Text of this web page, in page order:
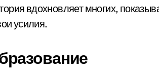
вдохновляет многих,
усилия.